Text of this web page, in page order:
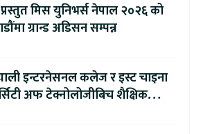
मिस युनिभर्स नेपाल २०२६ को
ग्रान्ड अडिसन सम्पन्न
इन्टरनेसनल कलेज र इस्ट चाइना
अफ टेक्नोलोजीबिच शैक्षिक